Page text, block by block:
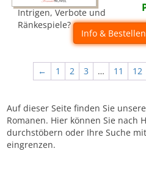
Intrigen, Verbote und
Ränkespiele?
Info & Bestellen
← 1 2 3 … 11 12
Auf dieser Seite finden Sie
Romanen. Hier können Sie nach
durchstöbern oder Ihre Suche
eingrenzen.